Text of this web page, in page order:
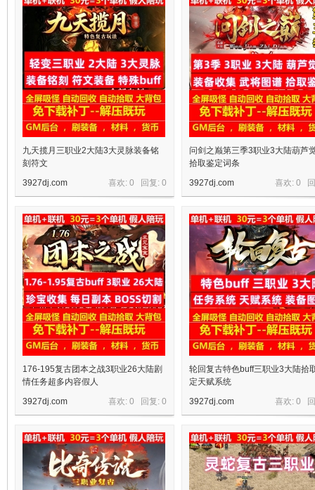
九天揽月三职业2大陆3大灵脉装备铭
刻符文
喜欢: 0 回复: 0
3927dj.com
问剑之巅第三季3职业3大陆葫芦
拾取鉴定词条
喜欢: 0
3927dj.com
176-195复古团本之战3职业26大陆剧
情任务超多内容假人
喜欢: 0 回复: 0
3927dj.com
轮回复古特色buff三职业3大陆拾
定天赋系统
喜欢: 0
3927dj.com